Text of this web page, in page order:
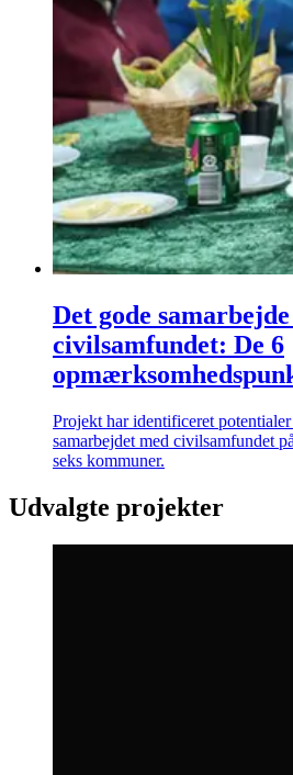
Det gode
civilsamfundet: De 6
Projekt har identificeret
samarbejdet med civilsamfundet
seks kommuner.
Udvalgte projekter